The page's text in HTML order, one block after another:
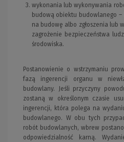
wykonania lub wykonywania
budową obiektu budowlanego
na budowę albo zgłoszenia lub
zagrożenie bezpieczeństwa
środowiska.
Postanowienie o wstrzymaniu
fazą ingerencji organu w
budowlany. Jeśli przyczyny
zostaną w określonym czasie
ingerencji, która polega na
budowlanego. W obu tych
robót budowlanych, wbrew
odpowiedzialność karną.